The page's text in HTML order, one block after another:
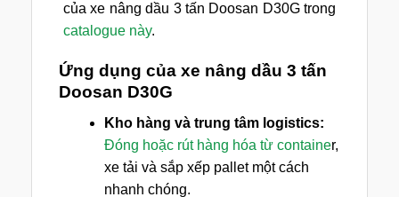
của xe nâng dầu 3 tấn Doosan D30G trong
catalogue này.
Ứng dụng của xe nâng dầu 3 tấn
Doosan D30G
Kho hàng và trung tâm logistics:
Đóng hoặc rút hàng hóa từ container,
xe tải và sắp xếp pallet một cách
nhanh chóng.